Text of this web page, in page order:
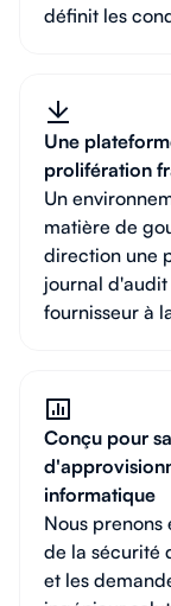
définit les
Une
prolifération
Un
matière de
direction une
journal
fournisseur à
Conçu pour
informatique
Nous
de la sécurité
et les